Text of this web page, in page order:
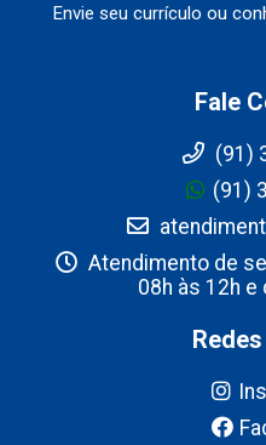
Envie seu currículo ou
Fale
(91)
(91)
Atendimento de
08h às 12h e